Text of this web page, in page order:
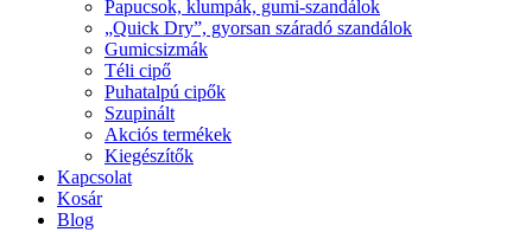
Papucsok, klumpák, gumi-szandálok
„Quick Dry”, gyorsan száradó szandálok
Gumicsizmák
Téli cipő
Puhatalpú cipők
Szupinált
Akciós termékek
Kiegészítők
Kapcsolat
Kosár
Blog